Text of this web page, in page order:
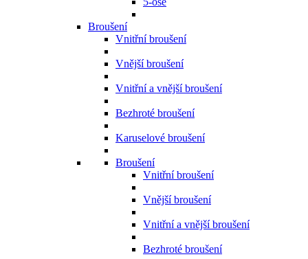
Broušení
Vnitřní broušení
Vnější broušení
Vnitřní a vnější broušení
Bezhroté broušení
Karuselové broušení
Broušení
Vnitřní broušení
Vnější broušení
Vnitřní a vnější broušení
Bezhroté broušení